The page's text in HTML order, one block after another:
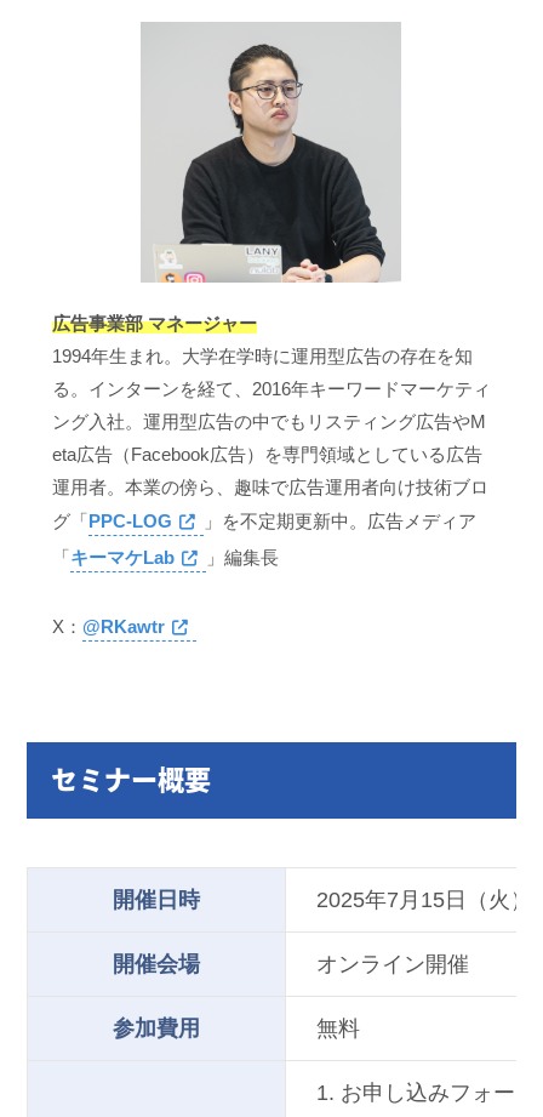
広告事業部 マネージャー
1994年生まれ。大学在学時に運用型広告の存在を知
る。インターンを経て、2016年キーワードマーケティ
ング入社。運用型広告の中でもリスティング広告やM
eta広告（Facebook広告）を専門領域としている広告
運用者。本業の傍ら、趣味で広告運用者向け技術ブロ
グ「PPC-LOG
」を不定期更新中。広告メディア
「キーマケLab 」編集長
X： @RKawtr
セミナー概要
開催日時 2025年7月15日（火）
開催会場 オンライン開催
参加費用 無料
1. お申し込みフォー